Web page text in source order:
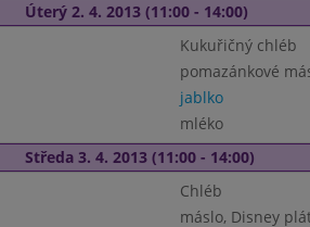
Úterý 2. 4. 2013 (11:00 - 14:00)
Kukuřičný chléb
pomazánkové
jablko
mléko
Středa 3. 4. 2013 (11:00 - 14:00)
Chléb
máslo, Disney